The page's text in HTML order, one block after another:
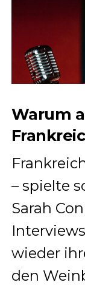
Warum
– spielte
Sarah
wieder
den